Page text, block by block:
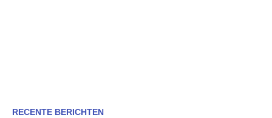
RECENTE BERICHTEN